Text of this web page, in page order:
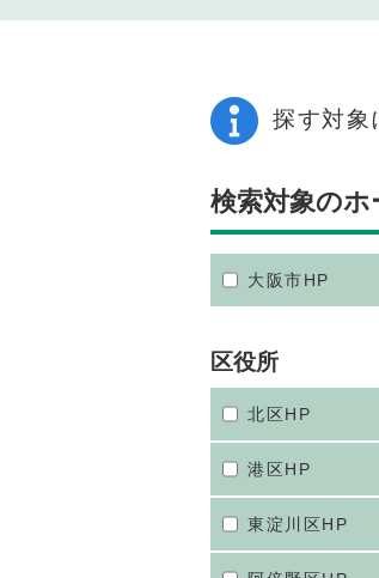
探す対象
検索対象のホ
大阪市HP
区役所
北区HP
港区HP
東淀川区HP